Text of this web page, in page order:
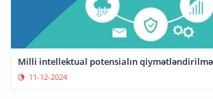
Milli intellektual potensialın
11-12-2024